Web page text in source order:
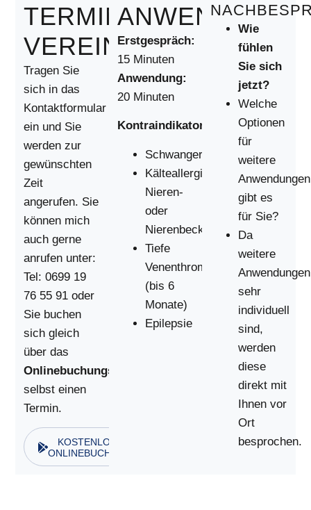
TERMIN
VEREINBAREN
Tragen Sie
sich in das
Kontaktformular
ein und Sie
werden zur
gewünschten
Zeit
angerufen. Sie
können mich
auch gerne
anrufen unter:
Tel: 0699 19
76 55 91 oder
Sie buchen
sich gleich
über das
Onlinebuchungsportal
selbst einen
Termin.
KOSTENLOSE
ONLINEBUCHUNG
ANWENDUNG
Erstgespräch:
15 Minuten
Anwendung:
20 Minuten
Kontraindikatoren:
Schwangerschaft
Kälteallergie-
Nieren-
oder
Nierenbeckenentzündung
Tiefe
Venenthrombosen
(bis 6
Monate)
Epilepsie
Wie
fühlen
Sie sich
jetzt?
Welche
Optionen
für
weitere
Anwendungen
gibt es
für Sie?
Da
weitere
Anwendungen
sehr
individuell
sind,
werden
diese
direkt mit
Ihnen vor
Ort
besprochen.